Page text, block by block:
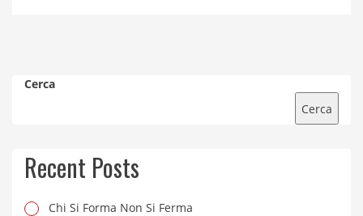
Cerca
Cerca
Recent Posts
Chi Si Forma Non Si Ferma